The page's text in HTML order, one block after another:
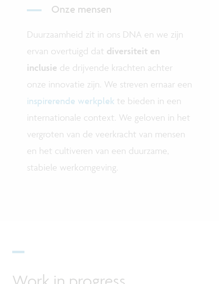
Onze mensen
Duurzaamheid zit in ons DNA en we zijn
ervan overtuigd dat diversiteit en
inclusie de drijvende krachten achter
onze innovatie zijn. We streven ernaar een
inspirerende werkplek te bieden in een
internationale context. We geloven in het
vergroten van de veerkracht van mensen
en het cultiveren van een duurzame,
stabiele werkomgeving.